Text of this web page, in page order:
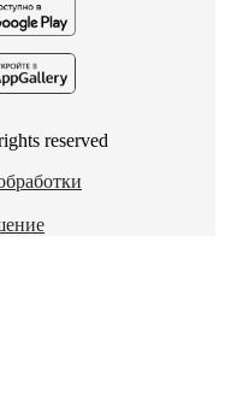
reserved